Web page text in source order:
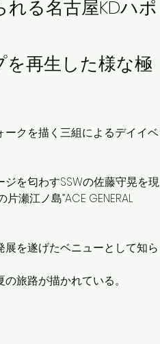
る名古屋KDハポ
再生した様な極
クを描く三組によるデイイベ
を匂わすSSWの佐藤守晃を現
瀬江ノ島”ACE GENERAL
を遂げたベニューとして知ら
旅路が描かれている。